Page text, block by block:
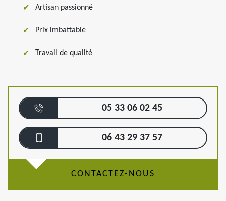
Artisan passionné
Prix imbattable
Travail de qualité
05 33 06 02 45
06 43 29 37 57
CONTACTEZ-NOUS